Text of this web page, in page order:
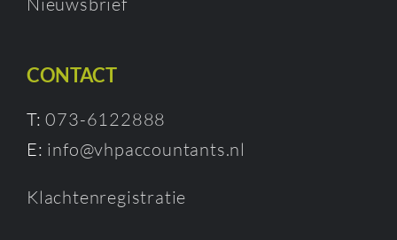
CONTACT
T:073-6122888
E: info@vhpaccountants.nl
Klachtenregistratie